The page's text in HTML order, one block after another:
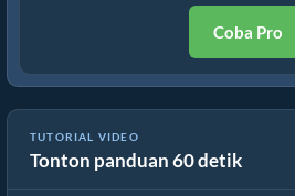
Coba Pro
TUTORIAL VIDEO
Tonton panduan 60 detik
Cara Mengonversi File voc Online Gratis